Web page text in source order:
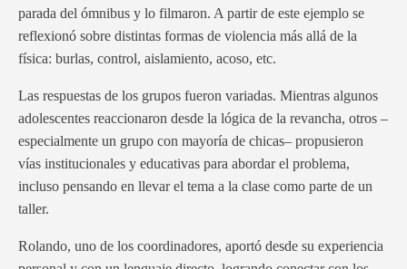
parada del ómnibus y lo filmaron. A partir de este ejemplo se
reflexionó sobre distintas formas de violencia más allá de la
física: burlas, control, aislamiento, acoso, etc.
Las respuestas de los grupos fueron variadas. Mientras algunos
adolescentes reaccionaron desde la lógica de la revancha, otros –
especialmente un grupo con mayoría de chicas– propusieron
vías institucionales y educativas para abordar el problema,
incluso pensando en llevar el tema a la clase como parte de un
taller.
Rolando, uno de los coordinadores, aportó desde su experiencia